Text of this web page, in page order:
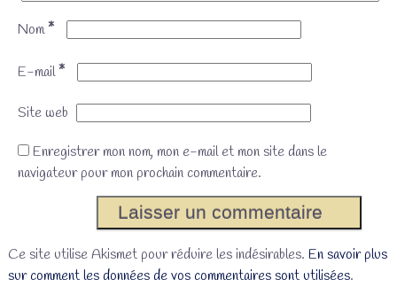
Nom*
E-mail*
Site web
Enregistrer mon nom, mon e-mail et mon site dans le
navigateur pour mon prochain commentaire.
Ce site utilise Akismet pour réduire les indésirables. En savoir plus
sur comment les données de vos commentaires sont utilisées.